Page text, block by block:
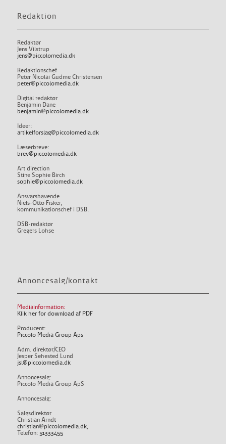
Redaktion
Redaktør
Jens Vilstrup
jens@piccolomedia.dk
Redaktionschef
Peter Nicolai Gudme Christensen
peter@piccolomedia.dk
Digital redaktør
Benjamin Dane
benjamin@piccolomedia.dk
Ideer:
artikelforslag@piccolomedia.dk
Læserbreve:
brev@piccolomedia.dk
Art direction
Stine Sophie Birch
sophie@piccolomedia.dk
Ansvarshavende
Niels-Otto Fisker,
kommunikationschef i DSB.
DSB-redaktør
Gregers Lohse
Annoncesalg/kontakt
Mediainformation:
Klik her for download af PDF
Producent:
Piccolo Media Group Aps
Adm. direktør/CEO
Jesper Sehested Lund
jsl@piccolomedia.dk
Annoncesalg:
Piccolo Media Group ApS
Annoncesalg:
Salgsdirektør
Christian Arndt
christian@piccolomedia.dk,
Telefon: 51333455